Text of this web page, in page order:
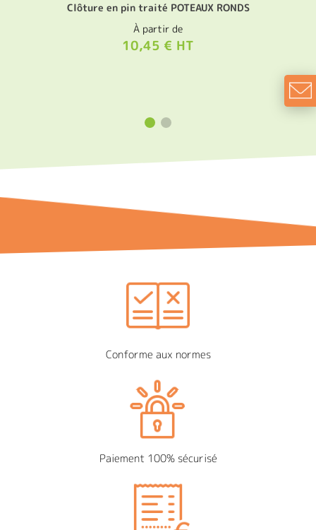
Clôture en pin traité POTEAUX RONDS
À partir de
10,45 € HT
Conforme aux normes
Paiement 100% sécurisé